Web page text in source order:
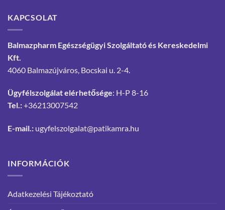
KAPCSOLAT
Balmazpharm Egészségügyi Szolgáltató és Kereskedelmi
Kft.
4060 Balmazújváros, Bocskai u. 2-4.
Ügyfélszolgálat elérhetősége: H-P 8-16
Tel.:+36213007542
E-mail.: ugyfelszolgalat@patikamra.hu
INFORMÁCIÓK
Adatkezelési Tájékoztató